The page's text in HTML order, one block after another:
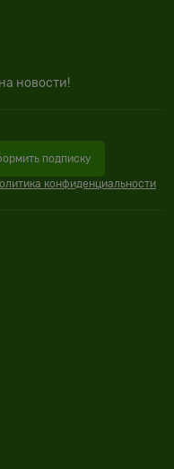
новости!
подписку
конфиденциальности